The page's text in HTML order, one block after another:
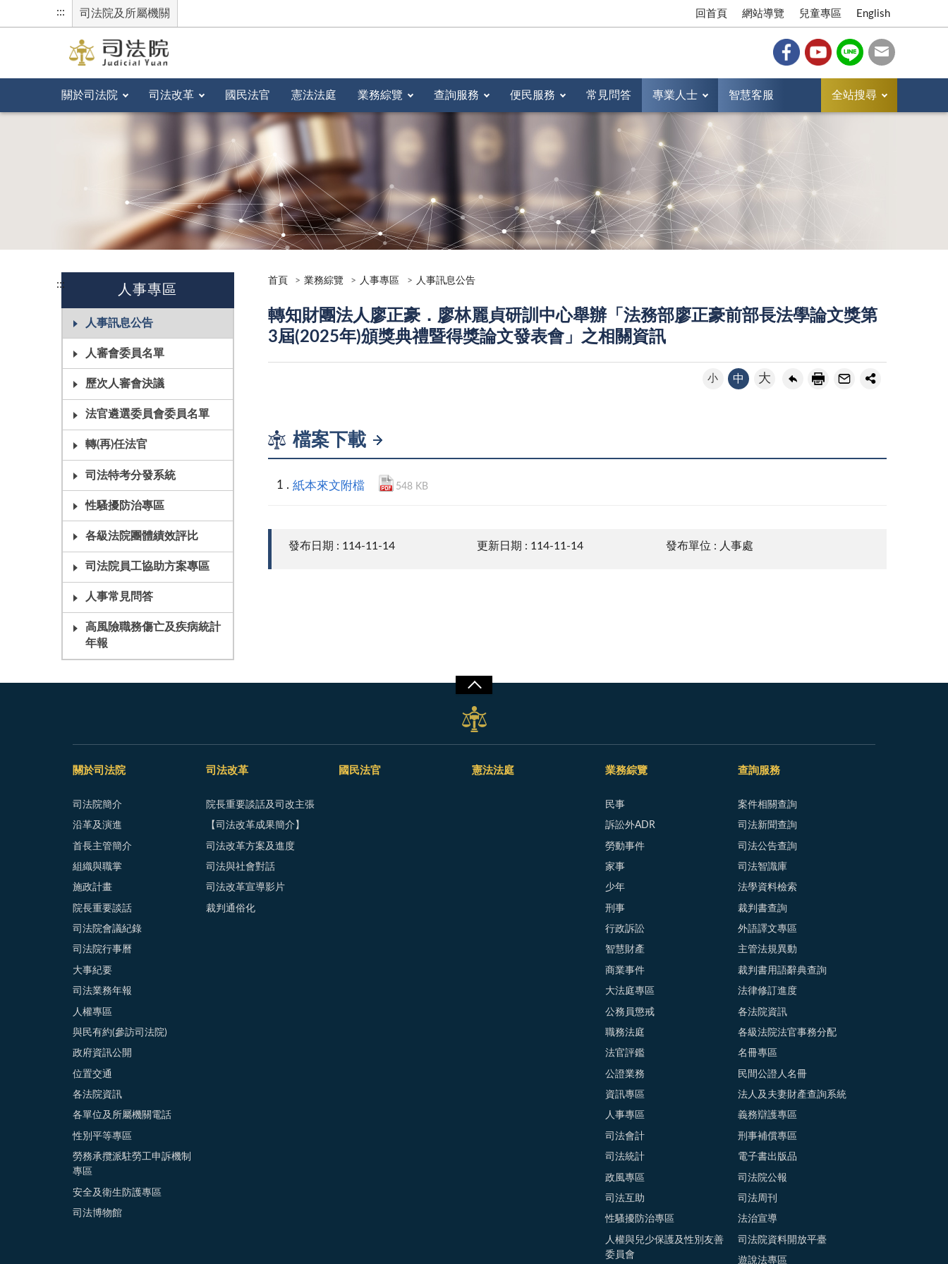
::: 司法院及所屬機關 回首頁 網站導覽 兒童專區 English
關於司法院 司法改革 國民法官 憲法法庭 業務綜覽 查詢服務 便民服務 常見問答 專業人士 智慧客服 全站搜尋
::: 人事專區
人事訊息公告
人審會委員名單
歷次人審會決議
法官遴選委員會委員名單
轉(再)任法官
司法特考分發系統
性騷擾防治專區
各級法院團體績效評比
司法院員工協助方案專區
人事常見問答
高風險職務傷亡及疾病統計
年報
首頁 業務綜覽 人事專區 人事訊息公告
轉知財團法人廖正豪．廖林麗貞研訓中心舉辦「法務部廖正豪前部長法學論文獎第
3屆(2025年)頒獎典禮暨得獎論文發表會」之相關資訊
小 中 大
檔案下載
紙本來文附檔 548 KB
發布日期 : 114-11-14 更新日期 : 114-11-14 發布單位 : 人事處
關於司法院
司法院簡介
沿革及演進
首長主管簡介
組織與職掌
施政計畫
院長重要談話
司法院會議紀錄
司法院行事曆
大事紀要
司法業務年報
人權專區
與民有約(參訪司法院)
政府資訊公開
位置交通
各法院資訊
各單位及所屬機關電話
性別平等專區
勞務承攬派駐勞工申訴機制
專區
安全及衛生防護專區
司法博物館
司法改革
院長重要談話及司改主張
【司法改革成果簡介】
司法改革方案及進度
司法與社會對話
司法改革宣導影片
裁判通俗化
國民法官 憲法法庭 業務綜覽
民事
訴訟外ADR
勞動事件
家事
少年
刑事
行政訴訟
智慧財產
商業事件
大法庭專區
公務員懲戒
職務法庭
法官評鑑
公證業務
資訊專區
人事專區
司法會計
司法統計
政風專區
司法互助
性騷擾防治專區
人權與兒少保護及性別友善
委員會
查詢服務
案件相關查詢
司法新聞查詢
司法公告查詢
司法智識庫
法學資料檢索
裁判書查詢
外語譯文專區
主管法規異動
裁判書用語辭典查詢
法律修訂進度
各法院資訊
各級法院法官事務分配
名冊專區
民間公證人名冊
法人及夫妻財產查詢系統
義務辯護專區
刑事補償專區
電子書出版品
司法院公報
司法周刊
法治宣導
司法院資料開放平臺
遊說法專區